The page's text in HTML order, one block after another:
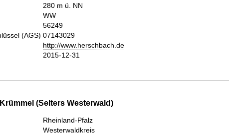
280 m ü. NN
WW
56249
(AGS) 07143029
http://www.herschbach.de
2015-12-31
(Selters Westerwald)
Rheinland-Pfalz
Westerwaldkreis